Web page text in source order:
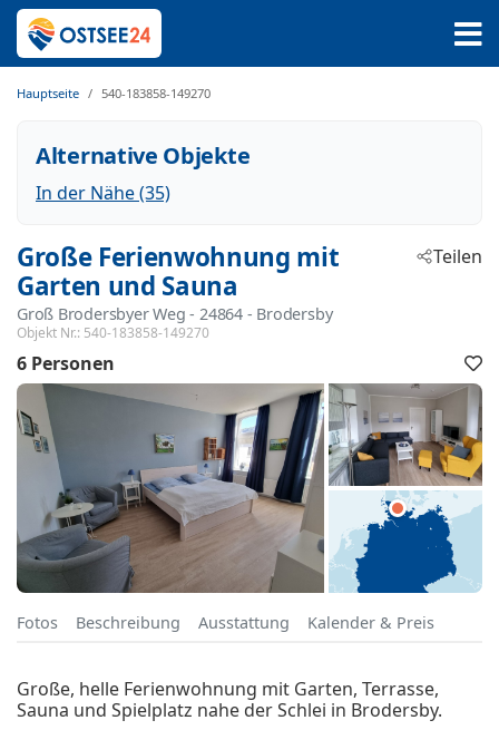
Hauptseite 540-183858-149270
Alternative Objekte
In der Nähe (35)
Große Ferienwohnung mit
Garten und Sauna
Groß Brodersbyer Weg - 24864 - Brodersby
Objekt Nr.: 540-183858-149270
Teilen
6 Personen
Fotos Beschreibung Ausstattung Kalender & Preis
Große, helle Ferienwohnung mit Garten, Terrasse,
Sauna und Spielplatz nahe der Schlei in Brodersby.